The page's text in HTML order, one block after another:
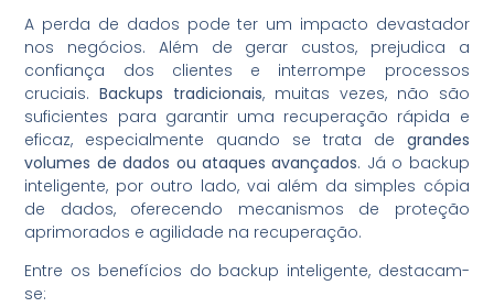
A perda de dados pode ter um impacto devastador
nos negócios. Além de gerar custos, prejudica a
confiança dos clientes e interrompe processos
cruciais.Backups tradicionais, muitas vezes, não são
suficientes para garantir uma recuperação rápida e
eficaz, especialmente quando se trata de grandes
volumes de dados ou ataques avançados. Já o backup
inteligente, por outro lado, vai além da simples cópia
de dados, oferecendo mecanismos de proteção
aprimorados e agilidade na recuperação.
Entre os benefícios do backup inteligente, destacam-
se: